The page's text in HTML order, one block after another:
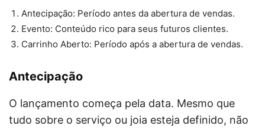
Antecipação: Período antes da abertura de vendas.
Evento: Conteúdo rico para seus futuros clientes.
Carrinho Aberto: Período após a abertura de vendas.
Antecipação
O lançamento começa pela data. Mesmo que
tudo sobre o serviço ou joia esteja definido, não